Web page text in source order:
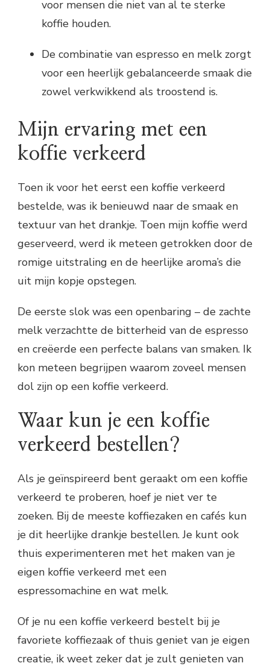
voor mensen die niet van al te sterke
koffie houden.
De combinatie van espresso en melk zorgt
voor een heerlijk gebalanceerde smaak die
zowel verkwikkend als troostend is.
Mijn ervaring met een
koffie verkeerd
Toen ik voor het eerst een koffie verkeerd
bestelde, was ik benieuwd naar de smaak en
textuur van het drankje. Toen mijn koffie werd
geserveerd, werd ik meteen getrokken door de
romige uitstraling en de heerlijke aroma’s die
uit mijn kopje opstegen.
De eerste slok was een openbaring – de zachte
melk verzachtte de bitterheid van de espresso
en creëerde een perfecte balans van smaken. Ik
kon meteen begrijpen waarom zoveel mensen
dol zijn op een koffie verkeerd.
Waar kun je een koffie
verkeerd bestellen?
Als je geïnspireerd bent geraakt om een koffie
verkeerd te proberen, hoef je niet ver te
zoeken. Bij de meeste koffiezaken en cafés kun
je dit heerlijke drankje bestellen. Je kunt ook
thuis experimenteren met het maken van je
eigen koffie verkeerd met een
espressomachine en wat melk.
Of je nu een koffie verkeerd bestelt bij je
favoriete koffiezaak of thuis geniet van je eigen
creatie, ik weet zeker dat je zult genieten van